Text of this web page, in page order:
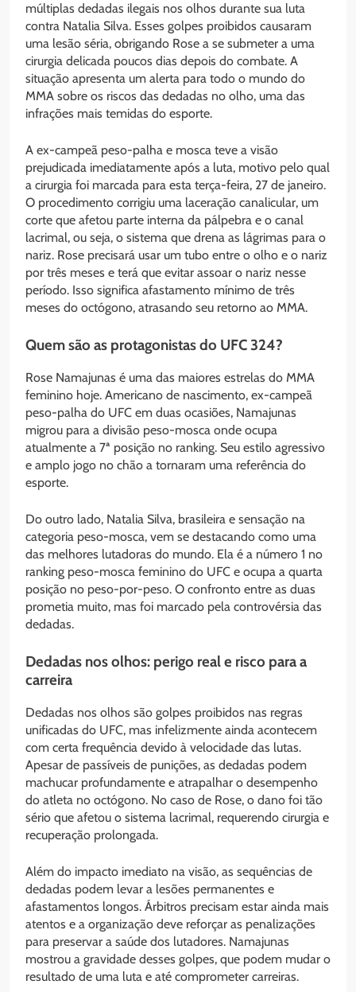
múltiplas dedadas ilegais nos olhos durante sua luta
contra Natalia Silva. Esses golpes proibidos causaram
uma lesão séria, obrigando Rose a se submeter a uma
cirurgia delicada poucos dias depois do combate. A
situação apresenta um alerta para todo o mundo do
MMA sobre os riscos das dedadas no olho, uma das
infrações mais temidas do esporte.
A ex-campeã peso-palha e mosca teve a visão
prejudicada imediatamente após a luta, motivo pelo qual
a cirurgia foi marcada para esta terça-feira, 27 de janeiro.
O procedimento corrigiu uma laceração canalicular, um
corte que afetou parte interna da pálpebra e o canal
lacrimal, ou seja, o sistema que drena as lágrimas para o
nariz. Rose precisará usar um tubo entre o olho e o nariz
por três meses e terá que evitar assoar o nariz nesse
período. Isso significa afastamento mínimo de três
meses do octógono, atrasando seu retorno ao MMA.
Quem são as protagonistas do UFC 324?
Rose Namajunas é uma das maiores estrelas do MMA
feminino hoje. Americano de nascimento, ex-campeã
peso-palha do UFC em duas ocasiões, Namajunas
migrou para a divisão peso-mosca onde ocupa
atualmente a 7ª posição no ranking. Seu estilo agressivo
e amplo jogo no chão a tornaram uma referência do
esporte.
Do outro lado, Natalia Silva, brasileira e sensação na
categoria peso-mosca, vem se destacando como uma
das melhores lutadoras do mundo. Ela é a número 1 no
ranking peso-mosca feminino do UFC e ocupa a quarta
posição no peso-por-peso. O confronto entre as duas
prometia muito, mas foi marcado pela controvérsia das
dedadas.
Dedadas nos olhos: perigo real e risco para a
carreira
Dedadas nos olhos são golpes proibidos nas regras
unificadas do UFC, mas infelizmente ainda acontecem
com certa frequência devido à velocidade das lutas.
Apesar de passíveis de punições, as dedadas podem
machucar profundamente e atrapalhar o desempenho
do atleta no octógono. No caso de Rose, o dano foi tão
sério que afetou o sistema lacrimal, requerendo cirurgia e
recuperação prolongada.
Além do impacto imediato na visão, as sequências de
dedadas podem levar a lesões permanentes e
afastamentos longos. Árbitros precisam estar ainda mais
atentos e a organização deve reforçar as penalizações
para preservar a saúde dos lutadores. Namajunas
mostrou a gravidade desses golpes, que podem mudar o
resultado de uma luta e até comprometer carreiras.